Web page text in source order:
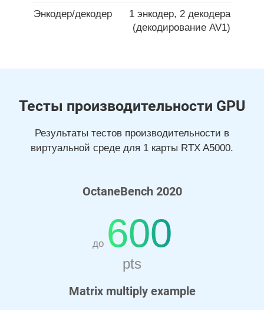
Энкодер/декодер
1 энкодер, 2 декодера
(декодирование AV1)
Тесты производительности GPU
Результаты тестов производительности в
виртуальной среде для 1 карты RTX A5000.
OctaneBench 2020
до 600
pts
Matrix multiply example